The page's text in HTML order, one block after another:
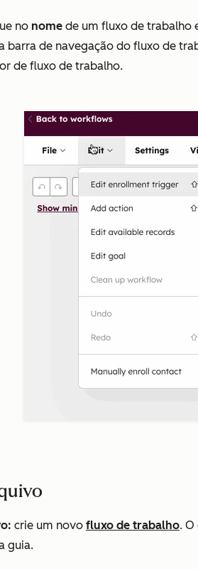
no nome de um fluxo de trabalho
barra de navegação do fluxo de
de fluxo de trabalho.
crie um novo fluxo de trabalho.
guia.